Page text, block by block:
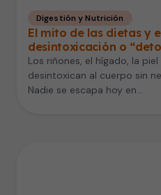
Digestión y Nutrición
El mito de las dietas y
desintoxicación o
Los riñones, el hígado, la
desintoxican al cuerpo sin
Nadie se escapa hoy en…